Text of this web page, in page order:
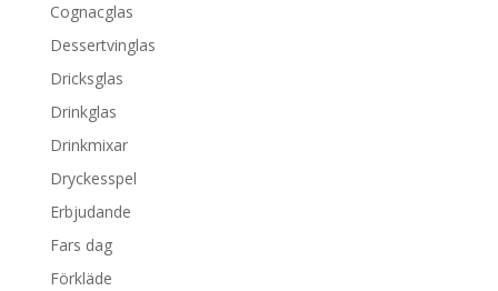
Cognacglas
Dessertvinglas
Dricksglas
Drinkglas
Drinkmixar
Dryckesspel
Erbjudande
Fars dag
Förkläde